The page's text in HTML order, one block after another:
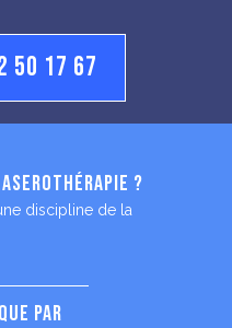
50 17 67
?
discipline de la
par